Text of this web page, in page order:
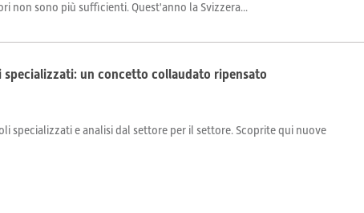
non sono più sufficienti. Quest'anno la Svizzera...
un concetto collaudato ripensato
specializzati e analisi dal settore per il settore. Scoprite qui nuove